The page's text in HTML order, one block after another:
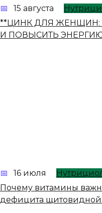
15 августа
**ЦИНК ДЛЯ ЖЕНЩИН:
И ПОВЫСИТЬ
16 июля
Почему витамины
дефицита щитовидной